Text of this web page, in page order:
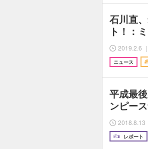
石川直
ト！：
2019.2.6
ニュース
平成最
ンピー
2018.8.13
レポート